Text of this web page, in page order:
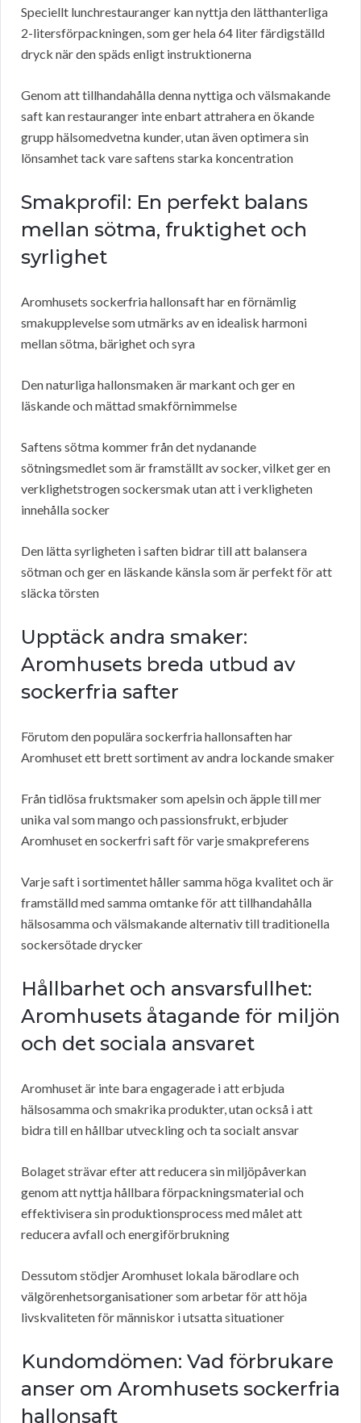
Speciellt lunchrestauranger kan nyttja den lätthanterliga
2-litersförpackningen, som ger hela 64 liter färdigställd
dryck när den späds enligt instruktionerna
Genom att tillhandahålla denna nyttiga och välsmakande
saft kan restauranger inte enbart attrahera en ökande
grupp hälsomedvetna kunder, utan även optimera sin
lönsamhet tack vare saftens starka koncentration
Smakprofil: En perfekt balans
mellan sötma, fruktighet och
syrlighet
Aromhusets sockerfria hallonsaft har en förnämlig
smakupplevelse som utmärks av en idealisk harmoni
mellan sötma, bärighet och syra
Den naturliga hallonsmaken är markant och ger en
läskande och mättad smakförnimmelse
Saftens sötma kommer från det nydanande
sötningsmedlet som är framställt av socker, vilket ger en
verklighetstrogen sockersmak utan att i verkligheten
innehålla socker
Den lätta syrligheten i saften bidrar till att balansera
sötman och ger en läskande känsla som är perfekt för att
släcka törsten
Upptäck andra smaker:
Aromhusets breda utbud av
sockerfria safter
Förutom den populära sockerfria hallonsaften har
Aromhuset ett brett sortiment av andra lockande smaker
Från tidlösa fruktsmaker som apelsin och äpple till mer
unika val som mango och passionsfrukt, erbjuder
Aromhuset en sockerfri saft för varje smakpreferens
Varje saft i sortimentet håller samma höga kvalitet och är
framställd med samma omtanke för att tillhandahålla
hälsosamma och välsmakande alternativ till traditionella
sockersötade drycker
Hållbarhet och ansvarsfullhet:
Aromhusets åtagande för miljön
och det sociala ansvaret
Aromhuset är inte bara engagerade i att erbjuda
hälsosamma och smakrika produkter, utan också i att
bidra till en hållbar utveckling och ta socialt ansvar
Bolaget strävar efter att reducera sin miljöpåverkan
genom att nyttja hållbara förpackningsmaterial och
effektivisera sin produktionsprocess med målet att
reducera avfall och energiförbrukning
Dessutom stödjer Aromhuset lokala bärodlare och
välgörenhetsorganisationer som arbetar för att höja
livskvaliteten för människor i utsatta situationer
Kundomdömen: Vad förbrukare
anser om Aromhusets sockerfria
hallonsaft